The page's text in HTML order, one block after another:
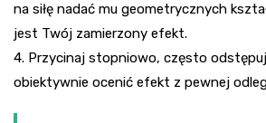
na siłę nadać mu geometrycznych
jest Twój zamierzony efekt.
4. Przycinaj stopniowo, często
obiektywnie ocenić efekt z pewnej